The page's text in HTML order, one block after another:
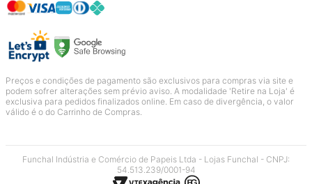
Preços e condições de pagamento são exclusivos para compras via site e
podem sofrer alterações sem prévio aviso. A modalidade 'Retire na Loja' é
exclusiva para pedidos finalizados online. Em caso de divergência, o valor
válido é o do Carrinho de Compras.
Funchal Indústria e Comércio de Papeis Ltda - Lojas Funchal - CNPJ:
54.513.239/0001-94